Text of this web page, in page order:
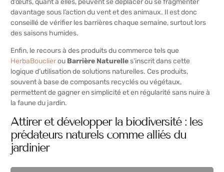
davantage sous l’action du vent et des animaux. Il est donc
conseillé de vérifier les barrières chaque semaine, surtout lors
des saisons humides.
Enfin, le recours à des produits du commerce tels que
HerbaBouclierou Barrière Naturelles’inscrit dans cette
logique d’utilisation de solutions naturelles. Ces produits,
souvent à base de composants recyclés ou végétaux,
permettent de gagner en simplicité et en régularité sans nuire à
la faune du jardin.
Attirer et développer la biodiversité : les
prédateurs naturels comme alliés du
jardinier